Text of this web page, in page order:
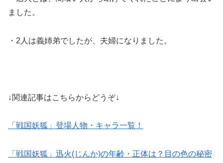
ました。
・2人は義姉弟でしたが、夫婦になりました。
↓関連記事はこちらからどうぞ↓
「戦国妖狐」登場人物・キャラ一覧！
「戦国妖狐」迅火(じんか)の年齢・正体は？目の色の秘密